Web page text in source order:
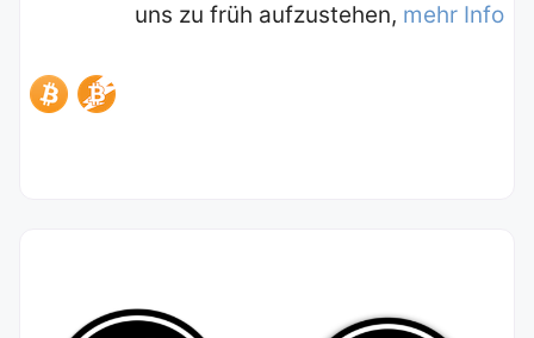
uns zu früh aufzustehen, mehr Info